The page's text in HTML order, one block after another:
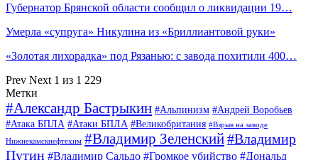
Губернатор Брянской области сообщил о ликвидации 19…
Умерла «супруга» Никулина из «Бриллиантовой руки»
«Золотая лихорадка» под Рязанью: с завода похитили 400…
Prev Next 1 из 1 229
Метки
#Александр Бастрыкин #Альпинизм #Андрей Воробьев
#Атака БПЛА #Атаки БПЛА #Великобритания #Взрыв на заводе
Нижнекамскнефтехим #Владимир Зеленский#Владимир
Путин #Владимир Сальдо #Громкое убийство #Дональд